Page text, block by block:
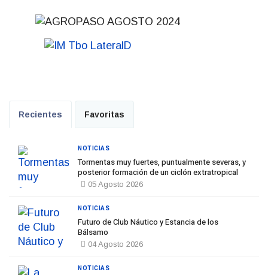
Recientes Favoritas
Tormentas muy fuertes, puntualmente severas, y
posterior formación de un ciclón extratropical
05 Agosto 2026
NOTICIAS
Futuro de Club Náutico y Estancia de los
Bálsamo
04 Agosto 2026
NOTICIAS
NOTICIAS